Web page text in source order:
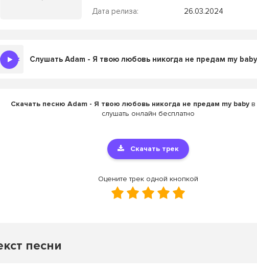
Дата релиза:
26.03.2024
Слушать Adam - Я твою любовь никогда не предам my baby
Скачать песню Adam - Я твою любовь никогда не предам my baby в
слушать онлайн бесплатно
Скачать трек
Оцените трек одной кнопкой
песни